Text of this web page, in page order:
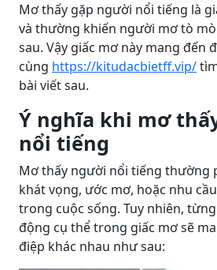
Mơ thấy gặp người nổi tiếng là
và thường khiến người mơ tò
sau. Vậy giấc mơ này mang đến
cùng https://kitudacbietff.vip/
bài viết sau.
Ý nghĩa khi mơ
nổi tiếng
Mơ thấy người nổi tiếng thường
khát vọng, ước mơ, hoặc nhu
trong cuộc sống. Tuy nhiên,
động cụ thể trong giấc mơ sẽ
điệp khác nhau như sau: